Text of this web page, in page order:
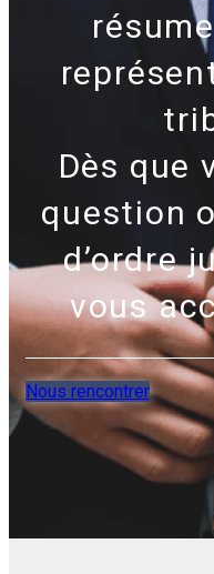
Dès que
question
d’ordre
vous
Nous rencontrer